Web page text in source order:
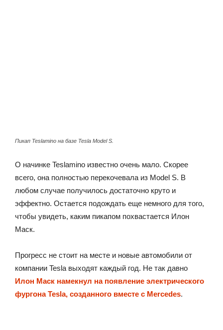
Пикап Teslamino на базе Tesla Model S.
О начинке Teslamino известно очень мало. Скорее
всего, она полностью перекочевала из Model S. В
любом случае получилось достаточно круто и
эффектно. Остается подождать еще немного для того,
чтобы увидеть, каким пикапом похвастается Илон
Маск.
Прогресс не стоит на месте и новые автомобили от
компании Tesla выходят каждый год. Не так давно
Илон Маск намекнул на появление электрического
фургона Tesla, созданного вместе с Mercedes.